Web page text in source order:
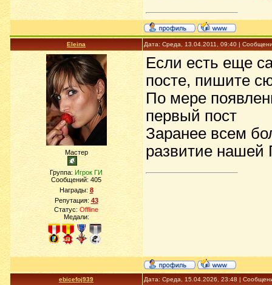
Еleina Дата: Среда, 13.04.2011, 09:40 |
Мастер
Группа: Игрок ГИ
Сообщений: 405
Награды: 8
Репутация: 43
Статус:Offline
Медали:
Если есть еще
посте, пишите
По мере
первый пост
Заранее всем
развитие нашей
ebicefoj939 Дата: Среда, 15.04.2026, 23:48 |